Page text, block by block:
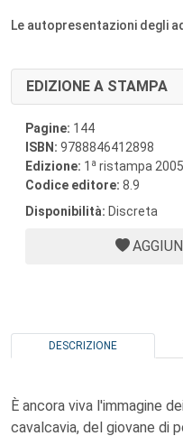
Le autopresentazioni degli
EDIZIONE A STAMPA
Pagine: 144
ISBN: 9788846412898
Edizione: 1 a ristampa
Codice editore: 8.9
Disponibilità: Discreta
DESCRIZIONE
È ancora viva l'immagine
cavalcavia, del giovane di